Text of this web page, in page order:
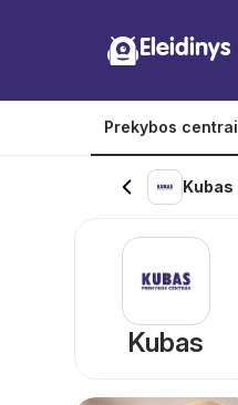
Eleidinys
Prekybos centrai
Kubas
Kubas